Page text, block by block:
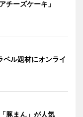
チーズケーキ」
ル題材にオンライ
豚まん」が人気